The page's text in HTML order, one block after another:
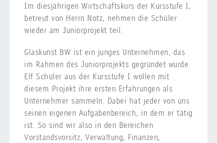
Im diesjährigen Wirtschaftskurs der Kursstufe I,
betreut von Herrn Notz, nehmen die Schüler
wieder am Juniorprojekt teil.
Glaskunst BW ist ein junges Unternehmen, das
im Rahmen des Juniorprojekts gegründet wurde.
Elf Schüler aus der Kursstufe I wollen mit
diesem Projekt ihre ersten Erfahrungen als
Unternehmer sammeln. Dabei hat jeder von uns
seinen eigenen Aufgabenbereich, in dem er tätig
ist. So sind wir also in den Bereichen
Vorstandsvorsitz, Verwaltung, Finanzen,